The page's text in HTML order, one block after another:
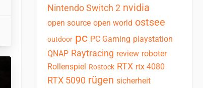
Nintendo Switch 2 nvidia
open source open world ostsee
outdoor pc PC Gaming playstation
QNAP Raytracing review roboter
Rollenspiel Rostock RTX rtx 4080
RTX 5090 rügen sicherheit